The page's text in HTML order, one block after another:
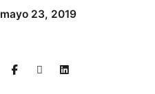
mayo 23, 2019